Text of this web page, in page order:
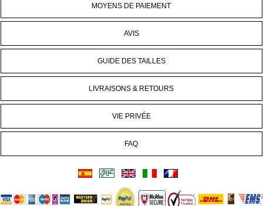
MOYENS DE PAIEMENT
AVIS
GUIDE DES TAILLES
LIVRAISONS & RETOURS
VIE PRIVÉE
FAQ